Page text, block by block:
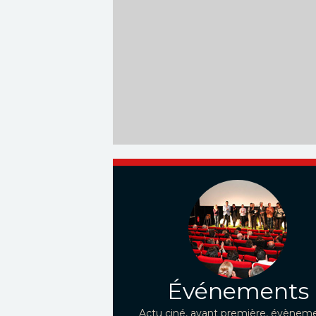
Événements
Actu ciné, avant première,